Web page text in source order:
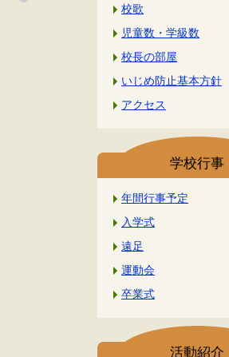
校歌
児童数・学級数
校長の部屋
いじめ防止基本方針
アクセス
学校行事
年間行事予定
入学式
遠足
運動会
卒業式
活動紹介